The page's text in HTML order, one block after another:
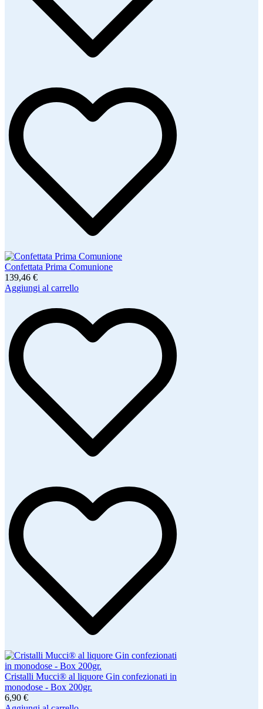
Confettata Prima Comunione
139,46 €
Aggiungi al carrello
Cristalli Mucci® al liquore Gin confezionati in
monodose - Box 200gr.
6,90 €